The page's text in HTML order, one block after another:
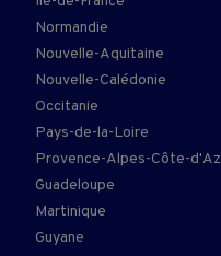
Normandie
Nouvelle-Aquitaine
Nouvelle-Calédonie
Occitanie
Pays-de-la-Loire
Provence-Alpes-Côte-
Guadeloupe
Martinique
Guyane